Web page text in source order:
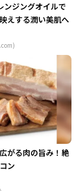
ンジングオイルで
えする潤い美肌へ
がる肉の旨み！絶
ン